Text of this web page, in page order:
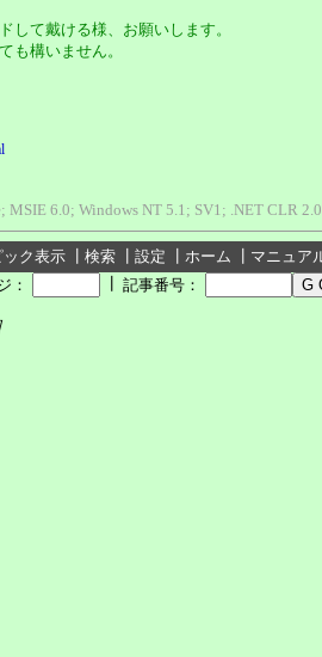
して戴ける様、お願いします。
も構いません。
6.0; Windows NT 5.1; SV1; .NET CLR
ック表示 検索 設定 ホーム マニュア
：
記事番号：